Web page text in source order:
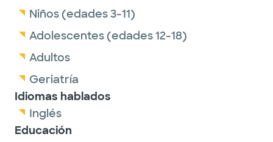
Niños (edades 3-11)
Adolescentes (edades 12-18)
Adultos
Geriatría
Idiomas hablados
Inglés
Educación